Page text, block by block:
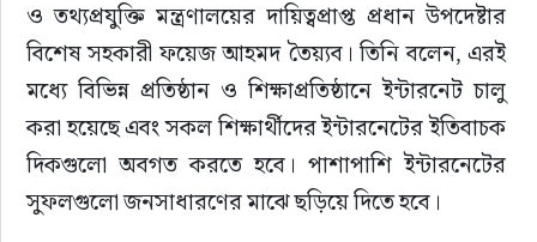
সাক্ষাৎকার
সাহিত্য
ও তথ্যপ্রযুক্তি মন্ত্রণালয়ের দায়িত্বপ্রাপ্ত প্রধান উপদেষ্টার
বিশেষ সহকারী ফয়েজ আহমদ তৈয়্যব। তিনি বলেন, এরই
মধ্যে বিভিন্ন প্রতিষ্ঠান ও শিক্ষাপ্রতিষ্ঠানে ইন্টারনেট চালু
করা হয়েছে এবং সকল শিক্ষার্থীদের ইন্টারনেটের ইতিবাচক
দিকগুলো অবগত করতে হবে। পাশাপাশি ইন্টারনেটের
সুফলগুলো জনসাধারণের মাঝে ছড়িয়ে দিতে হবে।